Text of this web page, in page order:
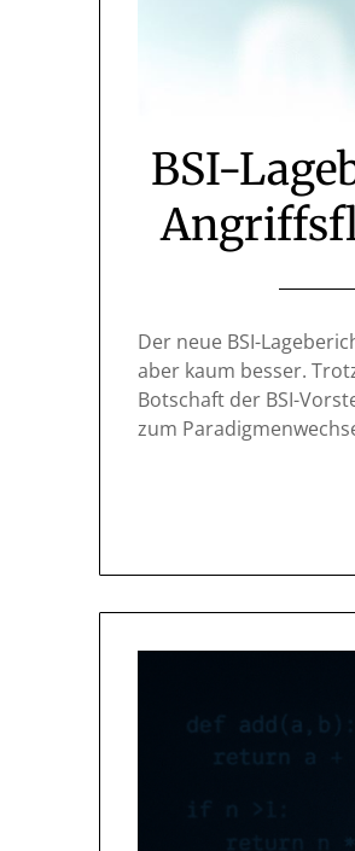
BSI-
Der neue BSI-
aber kaum besser.
Botschaft der BSI-
zum